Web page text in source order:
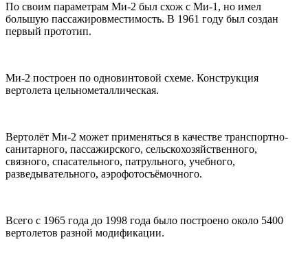
По своим параметрам Ми-2 был схож с Ми-1, но имел
большую пассажировместимость. В 1961 году был создан
первый прототип.
Ми-2 построен по одновинтовой схеме. Конструкция
вертолета цельнометаллическая.
Вертолёт Ми-2 может применяться в качестве транспортно-
санитарного, пассажирского, сельскохозяйственного,
связного, спасательного, патрульного, учебного,
разведывательного, аэрофотосъёмочного.
Всего с 1965 года до 1998 года было построено около 5400
вертолетов разной модификации.